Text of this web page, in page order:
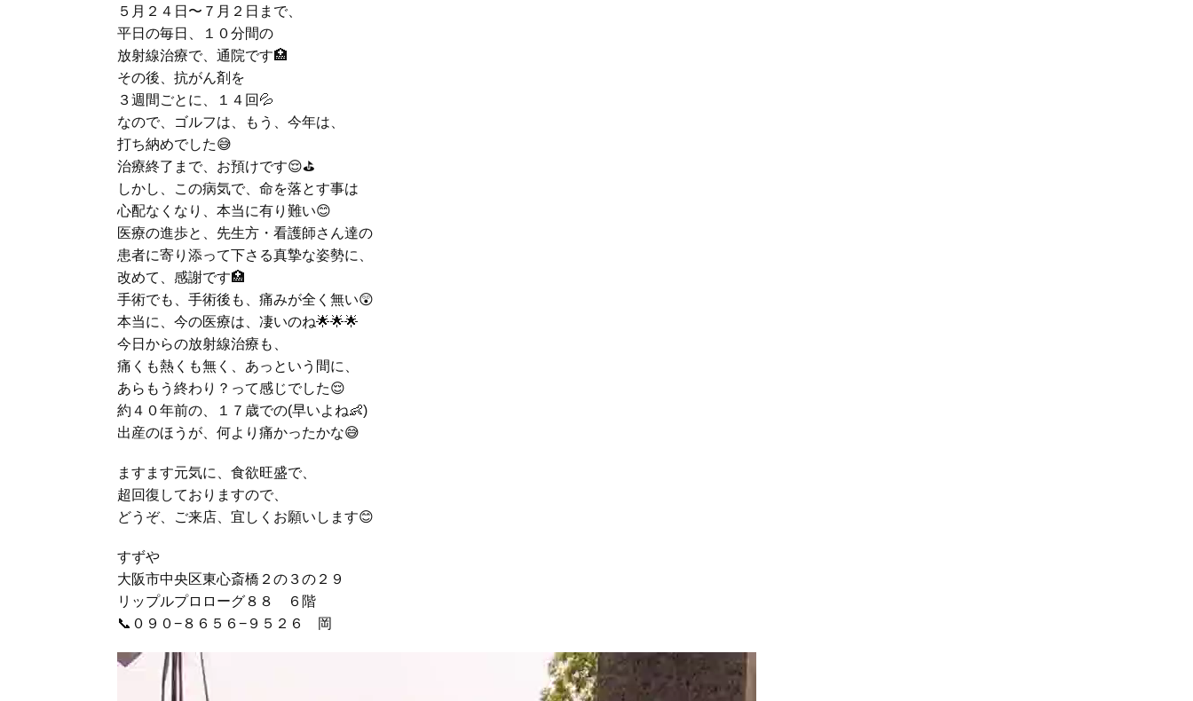
５月２４日〜７月２日まで、
平日の毎日、１０分間の
放射線治療で、通院です🏥
その後、抗がん剤を
３週間ごとに、１４回💦
なので、ゴルフは、もう、今年は、
打ち納めでした😅
治療終了まで、お預けです😌⛳
しかし、この病気で、命を落とす事は
心配なくなり、本当に有り難い😊
医療の進歩と、先生方・看護師さん達の
患者に寄り添って下さる真摯な姿勢に、
改めて、感謝です🏥
手術でも、手術後も、痛みが全く無い😲
本当に、今の医療は、凄いのね🌟🌟🌟
今日からの放射線治療も、
痛くも熱くも無く、あっという間に、
あらもう終わり？って感じでした😌
約４０年前の、１７歳での(早いよね👶)
出産のほうが、何より痛かったかな😅
ますます元気に、食欲旺盛で、
超回復しておりますので、
どうぞ、ご来店、宜しくお願いします😊
すずや
大阪市中央区東心斎橋２の３の２９
リップルプロローグ８８ ６階
📞０９０−８６５６−９５２６ 岡